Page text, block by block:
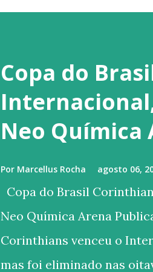
Copa do
Neo Química
Por Marcellus Rocha agosto 06,
Copa do Brasil
Neo Química Arena
Corinthians venceu o
mas foi eliminado nas